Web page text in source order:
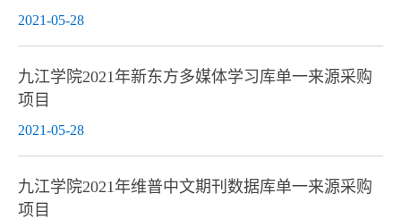
2021-05-28
九江学院2021年新东方多媒体学习库单一来源采购
项目
2021-05-28
九江学院2021年维普中文期刊数据库单一来源采购
项目